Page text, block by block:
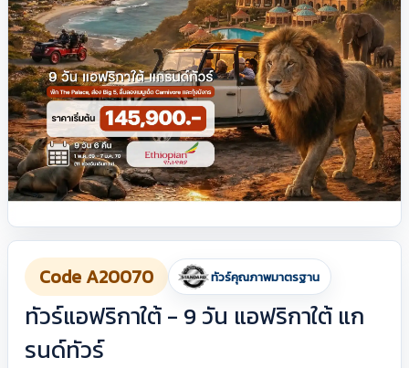
Code A20070 ทัวร์คุณภาพมาตรฐาน
ทัวร์แอฟริกาใต้ - 9 วัน แอฟริกาใต้ แก
รนด์ทัวร์